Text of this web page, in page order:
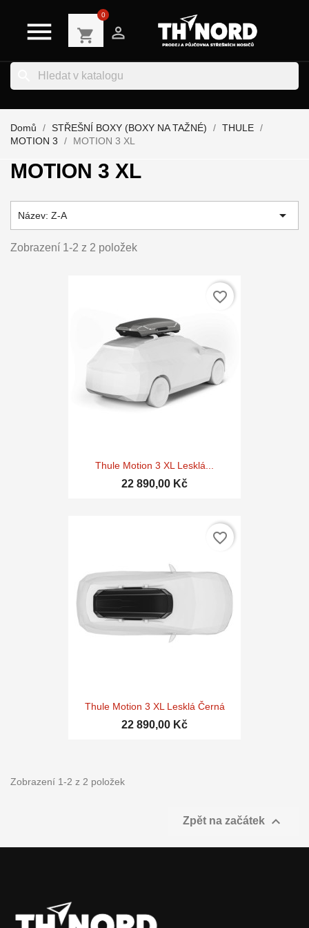
 shopping_cart
0

Domů STŘEŠNÍ BOXY (BOXY NA TAŽNÉ)
THULE
MOTION 3
MOTION 3 XL
MOTION 3 XL
Název: Z-A 
Zobrazení 1-2 z 2 položek
Thule Motion 3 XL Lesklá...
22 890,00 Kč
favorite_border
Thule Motion 3 XL Lesklá Černá
22 890,00 Kč
favorite_border
Zobrazení 1-2 z 2 položek
Zpět na začátek 